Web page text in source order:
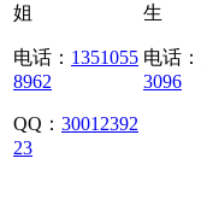
姐
电话： 1351055
8962
QQ： 30012392
23
生
电话：
3096